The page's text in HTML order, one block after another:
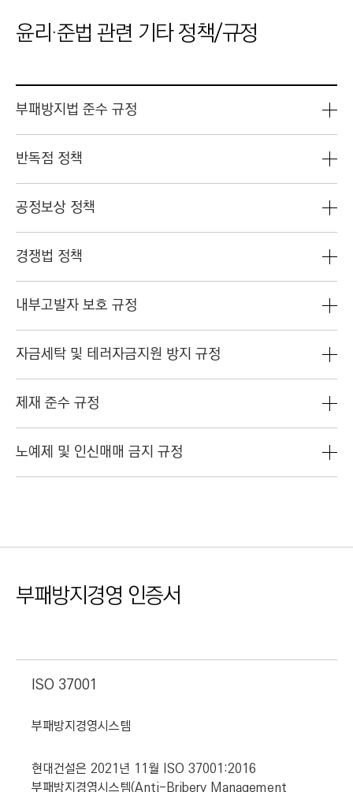
윤리·준법 관련 기타 정책/규정
부패방지법 준수 규정
반독점 정책
공정보상 정책
경쟁법 정책
내부고발자 보호 규정
자금세탁 및 테러자금지원 방지 규정
제재 준수 규정
노예제 및 인신매매 금지 규정
부패방지경영 인증서
ISO 37001
부패방지경영시스템
현대건설은 2021년 11월 ISO 37001:2016
부패방지경영시스템(Anti-Bribery Management